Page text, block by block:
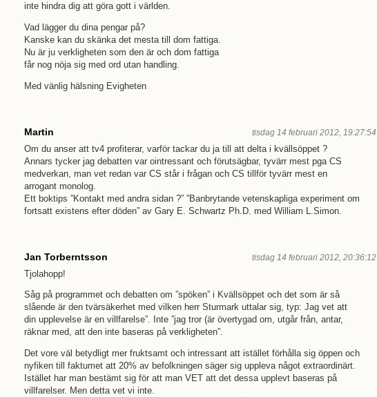
inte hindra dig att göra gott i världen.
Vad lägger du dina pengar på?
Kanske kan du skänka det mesta till dom fattiga.
Nu är ju verkligheten som den är och dom fattiga
får nog nöja sig med ord utan handling.
Med vänlig hälsning Evigheten
Martin tisdag 14 februari 2012, 19:27:54
Om du anser att tv4 profiterar, varför tackar du ja till att delta i kvällsöppet ?
Annars tycker jag debatten var ointressant och förutsägbar, tyvärr mest pga CS
medverkan, man vet redan var CS står i frågan och CS tillför tyvärr mest en
arrogant monolog.
Ett boktips ”Kontakt med andra sidan ?” ”Banbrytande vetenskapliga experiment om
fortsatt existens efter döden” av Gary E. Schwartz Ph.D. med William L.Simon.
Jan Torberntsson tisdag 14 februari 2012, 20:36:12
Tjolahopp!
Såg på programmet och debatten om ”spöken” i Kvällsöppet och det som är så
slående är den tvärsäkerhet med vilken herr Sturmark uttalar sig, typ: Jag vet att
din upplevelse är en villfarelse”. Inte ”jag tror (är övertygad om, utgår från, antar,
räknar med, att den inte baseras på verkligheten”.
Det vore väl betydligt mer fruktsamt och intressant att istället förhålla sig öppen och
nyfiken till faktumet att 20% av befolkningen säger sig uppleva något extraordinärt.
Istället har man bestämt sig för att man VET att det dessa upplevt baseras på
villfarelser. Men detta vet vi inte.